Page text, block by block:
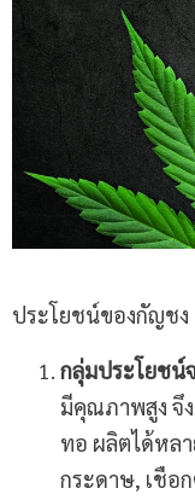
ประโยชน์ของกัญช
กลุ่มประโยชน์
มีคุณภาพสูง จึ
ทอ ผลิตได้หลา
กระดาษ, เชือ